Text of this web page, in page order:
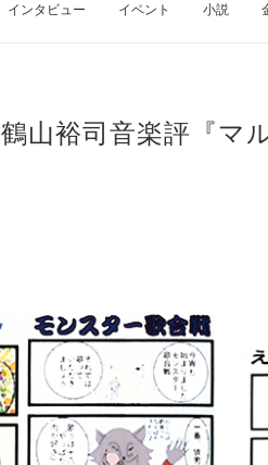
インタビュー イベント 小説
鶴山裕司音楽評『マ